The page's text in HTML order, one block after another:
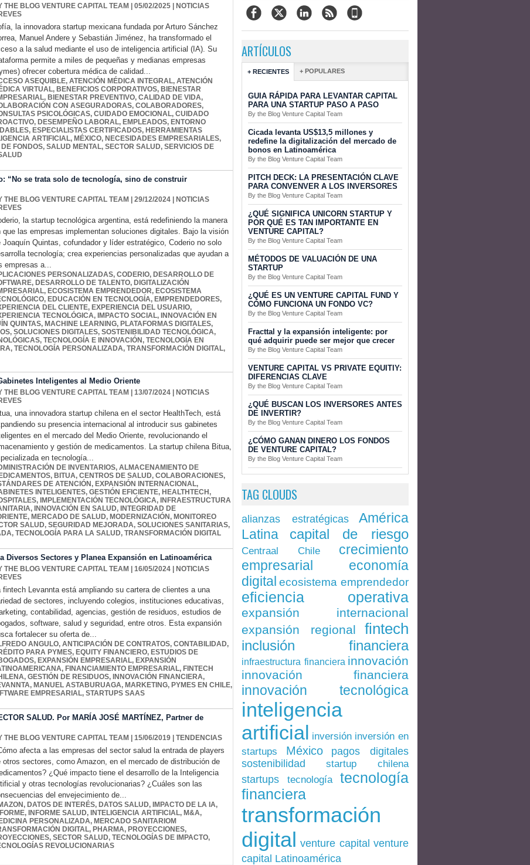
THE BLOG VENTURE CAPITAL TEAM | 05/02/2025
NOTICIAS
la innovadora startup mexicana fundada por Arturo Sánchez
Manuel Andere y Sebastián Jiménez, ha transformado el
a la salud mediante el uso de inteligencia artificial (IA). Su
permite a miles de pequeñas y medianas empresas
ofrecer cobertura médica de calidad...
ASEQUIBLE, ATENCIÓN MÉDICA INTEGRAL, ATENCIÓN
VIRTUAL, BENEFICIOS CORPORATIVOS, BIENESTAR
, BIENESTAR PREVENTIVO, CALIDAD DE VIDA,
CON ASEGURADORAS, COLABORADORES,
PSICOLÓGICAS, CUIDADO EMOCIONAL, CUIDADO
, DESEMPEÑO LABORAL, EMPLEADOS, ENTORNO
, ESPECIALISTAS CERTIFICADOS, HERRAMIENTAS
ARTIFICIAL, MÉXICO, NECESIDADES EMPRESARIALES,
FONDOS, SALUD MENTAL, SECTOR SALUD, SERVICIOS DE
“No se trata solo de tecnología, sino de construir
THE BLOG VENTURE CAPITAL TEAM | 29/12/2024
NOTICIAS
la startup tecnológica argentina, está redefiniendo la manera
que las empresas implementan soluciones digitales. Bajo la visión
Joaquín Quintas, cofundador y líder estratégico, Coderio no solo
tecnología; crea experiencias personalizadas que ayudan a
empresas a...
PERSONALIZADAS, CODERIO, DESARROLLO DE
, DESARROLLO DE TALENTO, DIGITALIZACIÓN
, ECOSISTEMA EMPRENDEDOR, ECOSISTEMA
, EDUCACIÓN EN TECNOLOGÍA, EMPRENDEDORES,
DEL CLIENTE, EXPERIENCIA DEL USUARIO,
TECNOLÓGICA, IMPACTO SOCIAL, INNOVACIÓN EN
QUINTAS, MACHINE LEARNING, PLATAFORMAS DIGITALES,
, SOLUCIONES DIGITALES, SOSTENIBILIDAD TECNOLÓGICA,
, TECNOLOGÍA E INNOVACIÓN, TECNOLOGÍA EN
, TECNOLOGÍA PERSONALIZADA, TRANSFORMACIÓN DIGITAL,
Inteligentes al Medio Oriente
THE BLOG VENTURE CAPITAL TEAM | 13/07/2024
NOTICIAS
una innovadora startup chilena en el sector HealthTech, está
su presencia internacional al introducir sus gabinetes
en el mercado del Medio Oriente, revolucionando el
y gestión de medicamentos. La startup chilena Bitua,
en tecnología...
DE INVENTARIOS, ALMACENAMIENTO DE
, BITUA, CENTROS DE SALUD, COLABORACIONES,
DE ATENCIÓN, EXPANSIÓN INTERNACIONAL,
INTELIGENTES, GESTIÓN EFICIENTE, HEALTHTECH ,
, IMPLEMENTACIÓN TECNOLÓGICA, INFRAESTRUCTURA
, INNOVACIÓN EN SALUD, INTEGRIDAD DE
, MERCADO DE SALUD, MODERNIZACIÓN, MONITOREO
SALUD, SEGURIDAD MEJORADA, SOLUCIONES SANITARIAS,
, TECNOLOGÍA PARA LA SALUD, TRANSFORMACIÓN DIGITAL
Diversos Sectores y Planea Expansión en Latinoamérica
THE BLOG VENTURE CAPITAL TEAM | 16/05/2024
NOTICIAS
fintech Levannta está ampliando su cartera de clientes a una
de sectores, incluyendo colegios, instituciones educativas,
contabilidad, agencias, gestión de residuos, estudios de
software, salud y seguridad, entre otros. Esta expansión
fortalecer su oferta de...
ANGULO, ANTICIPACIÓN DE CONTRATOS, CONTABILIDAD,
PARA PYMES, EQUITY FINANCIERO, ESTUDIOS DE
, EXPANSIÓN EMPRESARIAL, EXPANSIÓN
, FINANCIAMIENTO EMPRESARIAL, FINTECH
, GESTIÓN DE RESIDUOS, INNOVACIÓN FINANCIERA,
, MANUEL ASTABURUAGA, MARKETING, PYMES EN CHILE,
EMPRESARIAL, STARTUPS SAAS
SALUD. Por MARÍA JOSÉ MARTÍNEZ, Partner de
THE BLOG VENTURE CAPITAL TEAM | 15/06/2019 TENDENCIAS
afecta a las empresas del sector salud la entrada de players
otros sectores, como Amazon, en el mercado de distribución de
¿Qué impacto tiene el desarrollo de la Inteligencia
y otras tecnologías revolucionarias? ¿Cuáles son las
del envejecimiento de...
, DATOS DE INTERÉS, DATOS SALUD, IMPACTO DE LA IA,
, INFORME SALUD, INTELIGENCIA ARTIFICIAL, M&A,
PERSONALIZADA, MERCADO SANITARIOM
DIGITAL, PHARMA, PROYECCIONES,
, SECTOR SALUD, TECNOLOGÍAS DE IMPACTO,
REVOLUCIONARIAS
ARTÍCULOS
+ RECIENTES + POPULARES
GUIA RÁPIDA PARA LEVANTAR CAPITAL
PARA UNA STARTUP PASO A PASO
By the Blog Venture Capital Team
Cicada levanta US$13,5 millones y
redefine la digitalización del mercado de
bonos en Latinoamérica
By the Blog Venture Capital Team
PITCH DECK: LA PRESENTACIÓN CLAVE
PARA CONVENVER A LOS INVERSORES
By the Blog Venture Capital Team
¿QUÉ SIGNIFICA UNICORN STARTUP Y
POR QUÉ ES TAN IMPORTANTE EN
VENTURE CAPITAL?
By the Blog Venture Capital Team
MÉTODOS DE VALUACIÓN DE UNA
STARTUP
By the Blog Venture Capital Team
¿QUÉ ES UN VENTURE CAPITAL FUND Y
CÓMO FUNCIONA UN FONDO VC?
By the Blog Venture Capital Team
Fracttal y la expansión inteligente: por
qué adquirir puede ser mejor que crecer
By the Blog Venture Capital Team
VENTURE CAPITAL VS PRIVATE EQUITIY:
DIFERENCIAS CLAVE
By the Blog Venture Capital Team
¿QUÉ BUSCAN LOS INVERSORES ANTES
DE INVERTIR?
By the Blog Venture Capital Team
¿CÓMO GANAN DINERO LOS FONDOS
DE VENTURE CAPITAL?
By the Blog Venture Capital Team
TAG CLOUDS
alianzas estratégicas
América
Latina
capital de riesgo
Centraal Chile
crecimiento
empresarial
economía
digital ecosistema emprendedor
eficiencia operativa
expansión internacional
expansión regional
fintech
inclusión financiera
infraestructura financiera innovación
innovación financiera
innovación tecnológica
inteligencia
artificial inversión inversión en
startups
México pagos digitales
sostenibilidad startup chilena
startups tecnología
tecnología
financiera
transformación
digital venture capital venture
capital Latinoamérica